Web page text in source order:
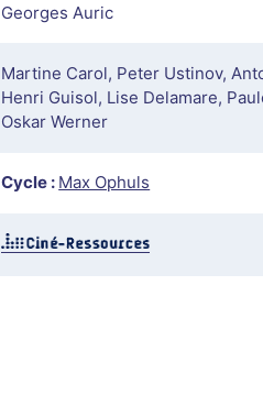
Georges Auric
Martine Carol, Peter Ustinov,
Henri Guisol, Lise Delamare,
Oskar Werner
Cycle : Max Ophuls